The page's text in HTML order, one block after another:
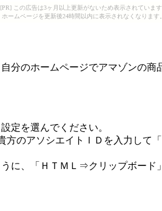
[PR] この広告は3ヶ月以上更新がないため表示されています
ホームページを更新後24時間以内に表示されなくなります。
分のホームページでアマゾンの
定を選んでください。
のアソシエイトＩＤを入力して
に、「ＨＴＭＬ⇒クリップボード